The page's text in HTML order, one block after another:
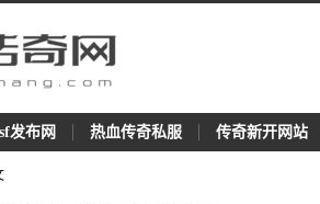
发布网 热血传奇私服 传奇新开网站